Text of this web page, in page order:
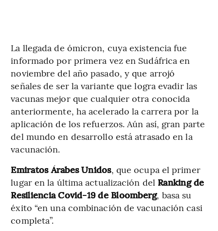
La llegada de ómicron, cuya existencia fue
informado por primera vez en Sudáfrica en
noviembre del año pasado, y que arrojó
señales de ser la variante que logra evadir las
vacunas mejor que cualquier otra conocida
anteriormente, ha acelerado la carrera por la
aplicación de los refuerzos. Aún así, gran parte
del mundo en desarrollo está atrasado en la
vacunación.
Emiratos Árabes Unidos, que ocupa el primer
lugar en la última actualización del Ranking de
Resiliencia Covid-19 de Bloomberg, basa su
éxito “en una combinación de vacunación casi
completa”.